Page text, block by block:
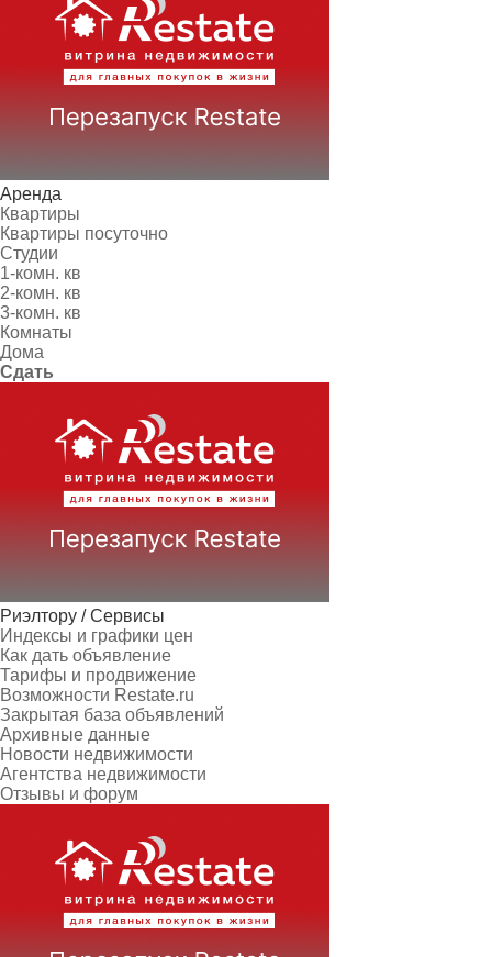
Аренда
Квартиры
Квартиры посуточно
Студии
1-комн. кв
2-комн. кв
3-комн. кв
Комнаты
Дома
Сдать
Риэлтору / Сервисы
Индексы и графики цен
Как дать объявление
Тарифы и продвижение
Возможности Restate.ru
Закрытая база объявлений
Архивные данные
Новости недвижимости
Агентства недвижимости
Отзывы и форум